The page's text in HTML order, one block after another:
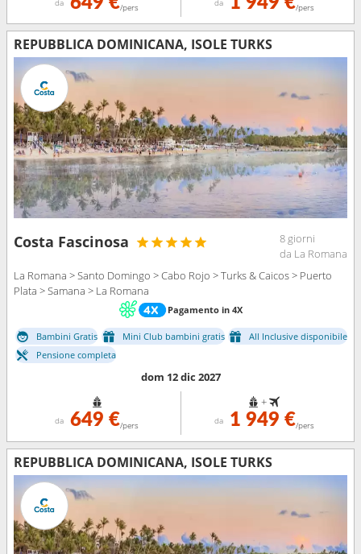
da /pers da /pers
REPUBBLICA DOMINICANA, ISOLE TURKS
Costa Fascinosa
8 giorni
da La Romana
La Romana > Santo Domingo > Cabo Rojo > Turks & Caicos > Puerto
Plata > Samana > La Romana
Pagamento in 4X
Bambini Gratis Mini Club bambini gratis
All Inclusive disponibile
Pensione completa
dom 12 dic 2027
da 649 €/pers
+
da 1 949 €/pers
REPUBBLICA DOMINICANA, ISOLE TURKS